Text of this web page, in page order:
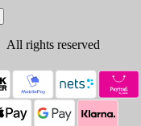
All rights reserved